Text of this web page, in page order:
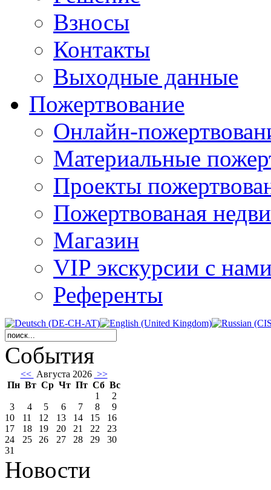
Взносы
Контакты
Выходные данные
Пожертвование
Онлайн-
Материальные
Проекты
Пожертвованая
Магазин
VIP экскурсии с
Референты
События
<< Августа 2026 >>
Пн Вт Ср Чт Пт Сб Вс
1
2
3
4 5 6 7 8
9
10
11 12 13 14 15
16
17
18 19 20 21 22
23
24
25 26 27 28 29
30
31
Новости